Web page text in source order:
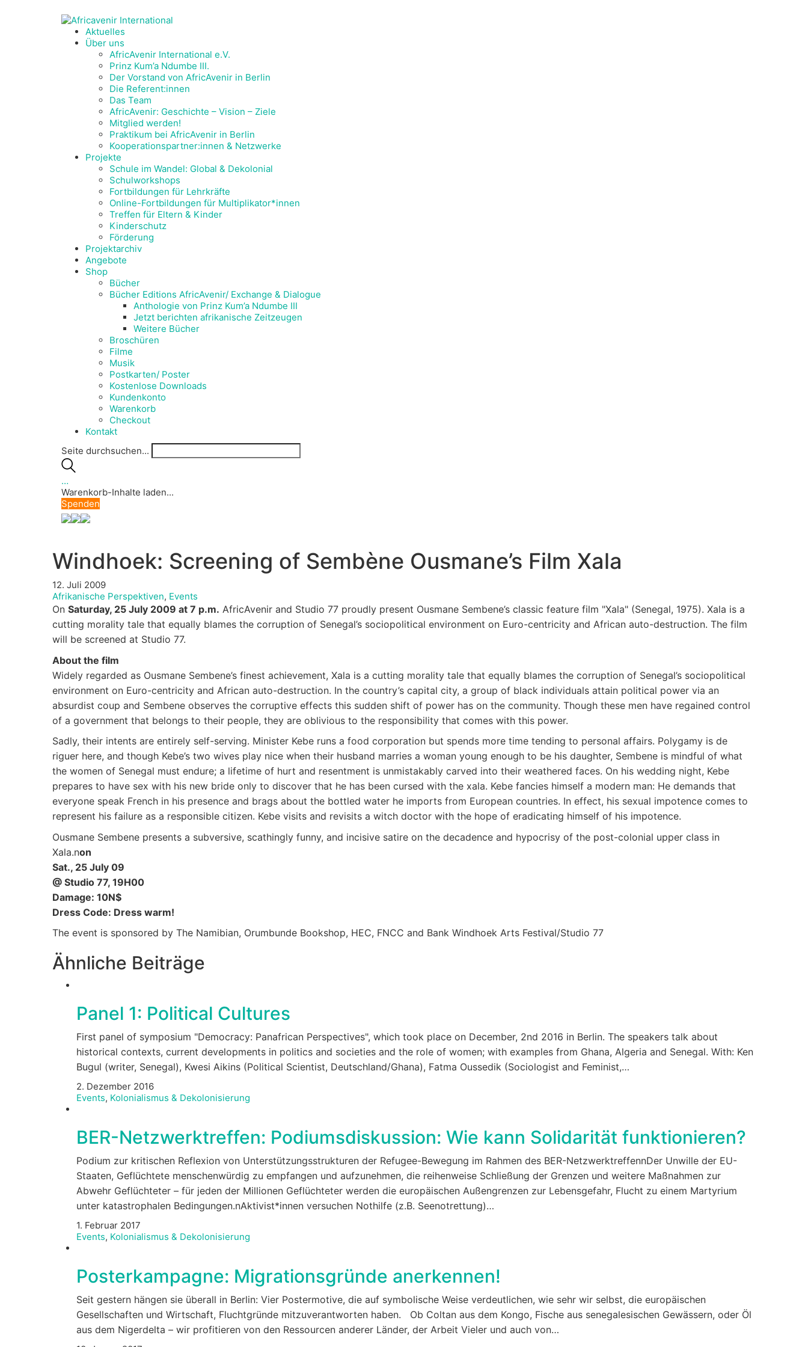
Aktuelles
Über uns
AfricAvenir International e.V.
Prinz Kum’a Ndumbe III.
Der Vorstand von AfricAvenir in Berlin
Die Referent:innen
Das Team
AfricAvenir: Geschichte – Vision – Ziele
Mitglied werden!
Praktikum bei AfricAvenir in Berlin
Kooperationspartner:innen & Netzwerke
Projekte
Schule im Wandel: Global & Dekolonial
Schulworkshops
Fortbildungen für Lehrkräfte
Online-Fortbildungen für Multiplikator*innen
Treffen für Eltern & Kinder
Kinderschutz
Förderung
Projektarchiv
Angebote
Shop
Bücher
Bücher Editions AfricAvenir/ Exchange & Dialogue
Anthologie von Prinz Kum’a Ndumbe III
Jetzt berichten afrikanische Zeitzeugen
Weitere Bücher
Broschüren
Filme
Musik
Postkarten/ Poster
Kostenlose Downloads
Kundenkonto
Warenkorb
Checkout
Kontakt
Seite durchsuchen...
…
Warenkorb-Inhalte laden...
Spenden
Windhoek: Screening of Sembène Ousmane’s Film Xala
12. Juli 2009
Afrikanische Perspektiven, Events
On Saturday, 25 July 2009 at 7 p.m. AfricAvenir and Studio 77 proudly present Ousmane Sembene’s classic feature film "Xala" (Senegal, 1975). Xala is a
cutting morality tale that equally blames the corruption of Senegal’s sociopolitical environment on Euro-centricity and African auto-destruction. The film
will be screened at Studio 77.
About the film
Widely regarded as Ousmane Sembene’s finest achievement, Xala is a cutting morality tale that equally blames the corruption of Senegal’s sociopolitical
environment on Euro-centricity and African auto-destruction. In the country’s capital city, a group of black individuals attain political power via an
absurdist coup and Sembene observes the corruptive effects this sudden shift of power has on the community. Though these men have regained control
of a government that belongs to their people, they are oblivious to the responsibility that comes with this power.
Sadly, their intents are entirely self-serving. Minister Kebe runs a food corporation but spends more time tending to personal affairs. Polygamy is de
riguer here, and though Kebe’s two wives play nice when their husband marries a woman young enough to be his daughter, Sembene is mindful of what
the women of Senegal must endure; a lifetime of hurt and resentment is unmistakably carved into their weathered faces. On his wedding night, Kebe
prepares to have sex with his new bride only to discover that he has been cursed with the xala. Kebe fancies himself a modern man: He demands that
everyone speak French in his presence and brags about the bottled water he imports from European countries. In effect, his sexual impotence comes to
represent his failure as a responsible citizen. Kebe visits and revisits a witch doctor with the hope of eradicating himself of his impotence.
Ousmane Sembene presents a subversive, scathingly funny, and incisive satire on the decadence and hypocrisy of the post-colonial upper class in
Xala.non
Sat., 25 July 09
@ Studio 77, 19H00
Damage: 10N$
Dress Code: Dress warm!
The event is sponsored by The Namibian, Orumbunde Bookshop, HEC, FNCC and Bank Windhoek Arts Festival/Studio 77
Ähnliche Beiträge
Panel 1: Political Cultures
First panel of symposium "Democracy: Panafrican Perspectives", which took place on December, 2nd 2016 in Berlin. The speakers talk about
historical contexts, current developments in politics and societies and the role of women; with examples from Ghana, Algeria and Senegal. With: Ken
Bugul (writer, Senegal), Kwesi Aikins (Political Scientist, Deutschland/Ghana), Fatma Oussedik (Sociologist and Feminist,…
2. Dezember 2016
Events, Kolonialismus & Dekolonisierung
BER-Netzwerktreffen: Podiumsdiskussion: Wie kann Solidarität funktionieren?
Podium zur kritischen Reflexion von Unterstützungsstrukturen der Refugee-Bewegung im Rahmen des BER-NetzwerktreffennDer Unwille der EU-
Staaten, Geflüchtete menschenwürdig zu empfangen und aufzunehmen, die reihenweise Schließung der Grenzen und weitere Maßnahmen zur
Abwehr Geflüchteter – für jeden der Millionen Geflüchteter werden die europäischen Außengrenzen zur Lebensgefahr, Flucht zu einem Martyrium
unter katastrophalen Bedingungen.nAktivist*innen versuchen Nothilfe (z.B. Seenotrettung)…
1. Februar 2017
Events, Kolonialismus & Dekolonisierung
Posterkampagne: Migrationsgründe anerkennen!
Seit gestern hängen sie überall in Berlin: Vier Postermotive, die auf symbolische Weise verdeutlichen, wie sehr wir selbst, die europäischen
Gesellschaften und Wirtschaft, Fluchtgründe mitzuverantworten haben. Ob Coltan aus dem Kongo, Fische aus senegalesischen Gewässern, oder Öl
aus dem Nigerdelta – wir profitieren von den Ressourcen anderer Länder, der Arbeit Vieler und auch von…